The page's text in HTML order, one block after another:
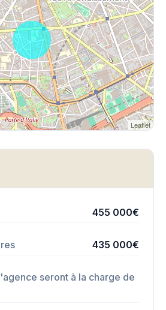
Leaflet
455 000€
435 000€
seront à la charge de